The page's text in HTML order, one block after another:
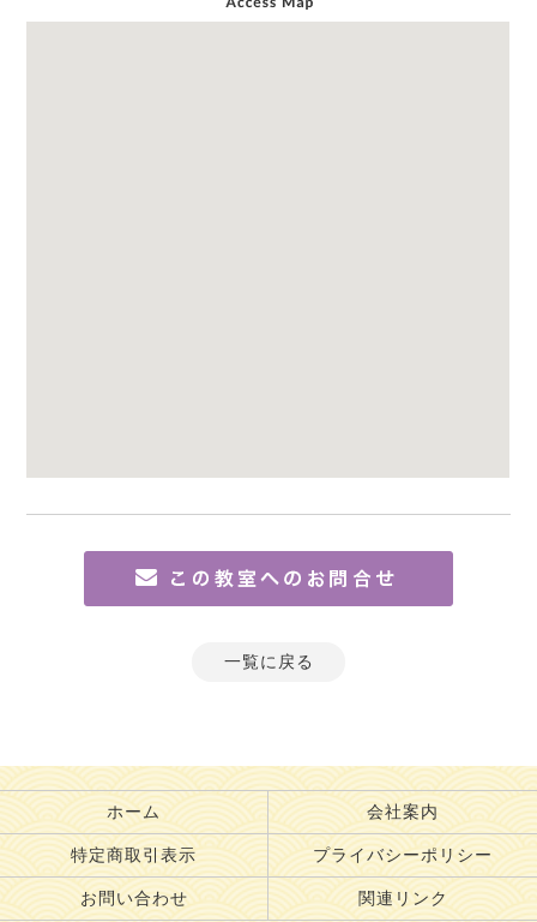
一覧に戻る
ホーム 会社案内
特定商取引表示 プライバシーポリシー
お問い合わせ 関連リンク